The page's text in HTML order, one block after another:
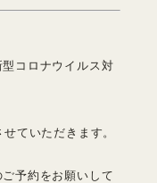
コロナウイルス対
ていただきます。
予約をお願いして